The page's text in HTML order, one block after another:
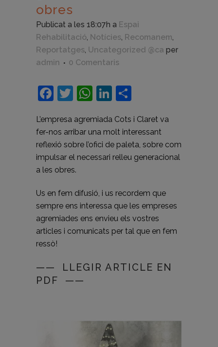
obres
Publicat a les 18:07h a Espai
Rehabilitació, Notícies, Recomanem,
Reportatges, Uncategorized @ca per
admin
0 Comentaris
Facebook
Twitter
WhatsApp
LinkedIn
L’empresa agremiada Cots i Claret va
fer-nos arribar una molt interessant
reflexió sobre l’ofici de paleta, sobre com
impulsar el necessari relleu generacional
a les obres.
Us en fem difusió, i us recordem que
sempre ens interessa que les empreses
agremiades ens envieu els vostres
articles i comunicats per tal que en fem
ressò!
—— LLEGIR ARTICLE EN
PDF ——